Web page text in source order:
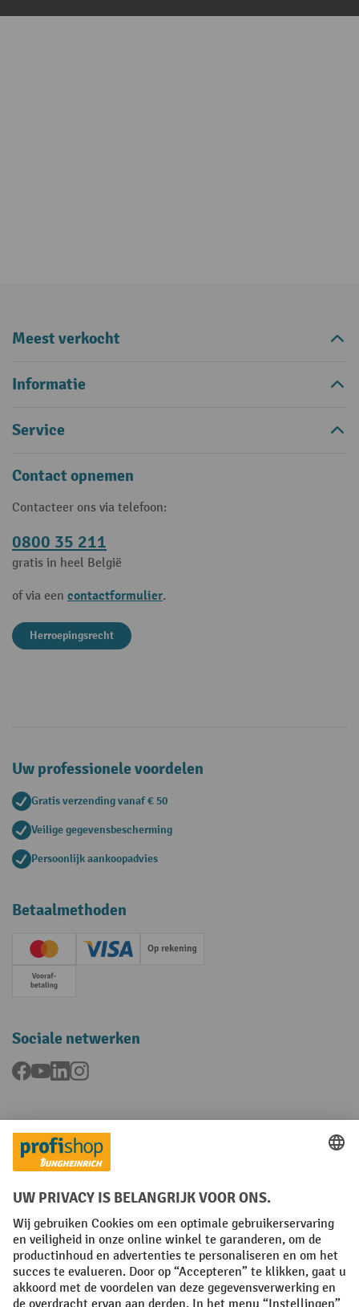
Meest verkocht
Informatie
Service
Contact opnemen
Contacteer ons via telefoon:
0800 35 211
gratis in heel België
of via een contactformulier.
Herroepingsrecht
Uw professionele voordelen
Gratis verzending vanaf € 50
Veilige gegevensbescherming
Persoonlijk aankoopadvies
Betaalmethoden
Creditcard (Master)Creditcard (Visa)Op rekening
Vooruitbetaling
Sociale netwerken
Facebook
YouTubeLinkedInInstagram
Talen
FR NL
Algemene verkoopvoorwaarden Copyright
Privacyverklaring Privacy-instellingen
All prices excl. VAT plusshipping costs and possible delivery charges,